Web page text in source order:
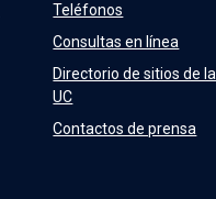
Teléfonos
Consultas en línea
Directorio de sitios de la
UC
Contactos de prensa